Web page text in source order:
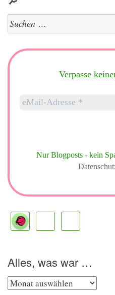
Suchen
nach:
Verpasse
Nur Blogposts - kein
Alles, was war …
Alles,